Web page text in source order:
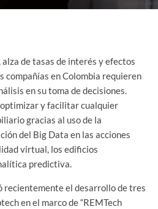
de tasas de interés y efectos
compañías en Colombia requieren
en su toma de decisiones.
y facilitar cualquier
gracias al uso de la
del Big Data en las acciones
virtual, los edificios
predictiva.
recientemente el desarrollo de tres
en el marco de “REMTech